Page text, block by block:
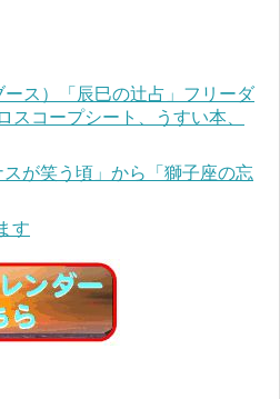
ース）「辰巳の辻占」フリーダ
スコープシート、うすい本、
が笑う頃」から「獅子座の忘
す